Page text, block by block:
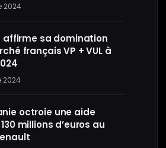
2024
affirme sa domination
français VP + VUL à
2024
octroie une aide
millions d’euros au